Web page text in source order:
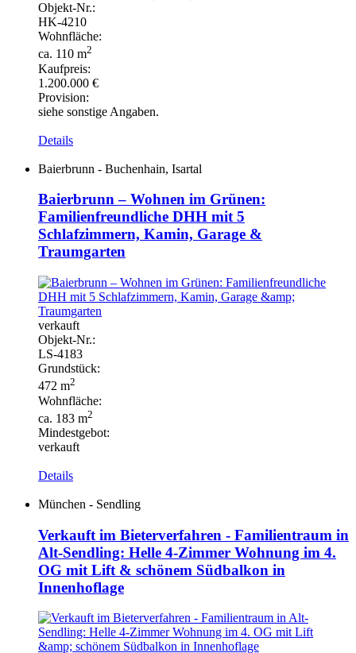
Objekt-Nr.:
HK-4210
Wohnfläche:
ca. 110 m2
Kaufpreis:
1.200.000 €
Provision:
siehe sonstige Angaben.
Details
Baierbrunn - Buchenhain, Isartal
Baierbrunn – Wohnen im Grünen:
Familienfreundliche DHH mit 5
Schlafzimmern, Kamin, Garage &
Traumgarten
verkauft
Objekt-Nr.:
LS-4183
Grundstück:
472 m2
Wohnfläche:
ca. 183 m2
Mindestgebot:
verkauft
Details
München - Sendling
Verkauft im Bieterverfahren - Familientraum in
Alt-Sendling: Helle 4-Zimmer Wohnung im 4.
OG mit Lift & schönem Südbalkon in
Innenhoflage